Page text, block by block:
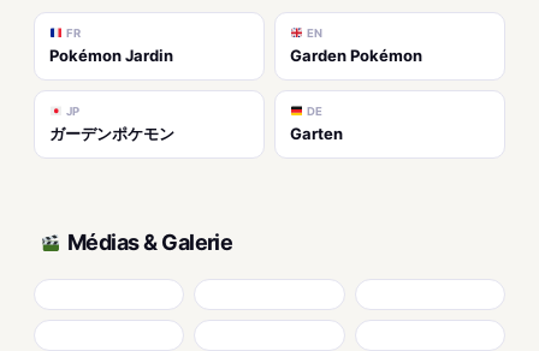
FR
Pokémon Jardin
EN
Garden Pokémon
JP
ガーデンポケモン
DE
Garten
Médias & Galerie